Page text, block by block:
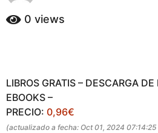
2
s
a
g
o
0 views
LIBROS GRATIS – DESCARGA
EBOOKS –
PRECIO: 0,96€
(actualizado a fecha: Oct 01, 2024 07:14:25